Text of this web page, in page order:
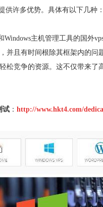
供许多优势。具体有以下几种
Windows主机管理工具的国外
并且有时间根除其框架内的
松竞争的资源。这不仅带来
试 ： http://www.hkt4.com/